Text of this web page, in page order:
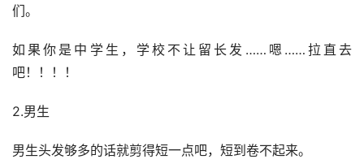
们。
如果你是中学生，学校不让留长发……嗯……拉直去
吧！！！！
2.男生
男生头发够多的话就剪得短一点吧，短到卷不起来。